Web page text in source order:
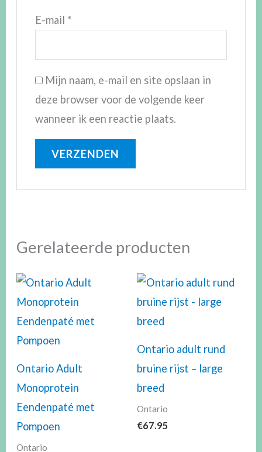
E-mail *
Mijn naam, e-mail en site opslaan in
deze browser voor de volgende keer
wanneer ik een reactie plaats.
Gerelateerde producten
Ontario Adult
Monoprotein
Eendenpaté met
Pompoen
Ontario
Ontario adult rund
bruine rijst – large
breed
Ontario
€67.95